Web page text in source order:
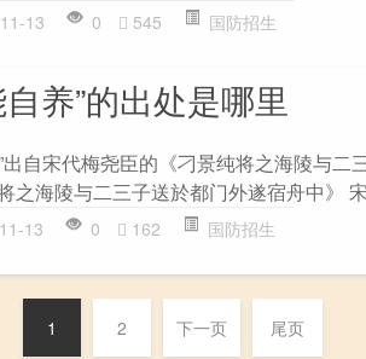
11-13 0 545 国防招生
养”的出处是哪里
出自宋代梅尧臣的《刁景纯将之海陵与二
之海陵与二三子送於都门外遂宿舟中》
11-13 0 162 国防招生
1 2 下一页 尾页